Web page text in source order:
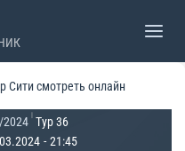
Сити смотреть онлайн
Тур 36
- 21:45